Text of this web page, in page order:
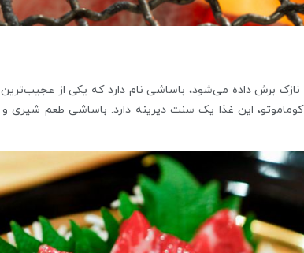
برش داده می‌شود، باساشی نام دارد که یکی از عجیب‌ترین
کوماموتو، این غذا یک سنت دیرینه دارد. باساشی طعم شیری